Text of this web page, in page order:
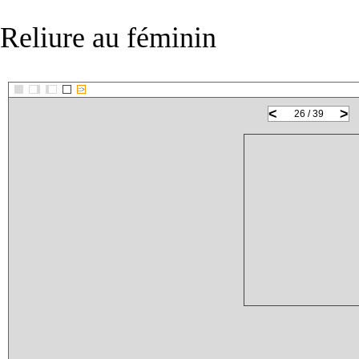
Reliure au féminin
::>
< >
26 / 39